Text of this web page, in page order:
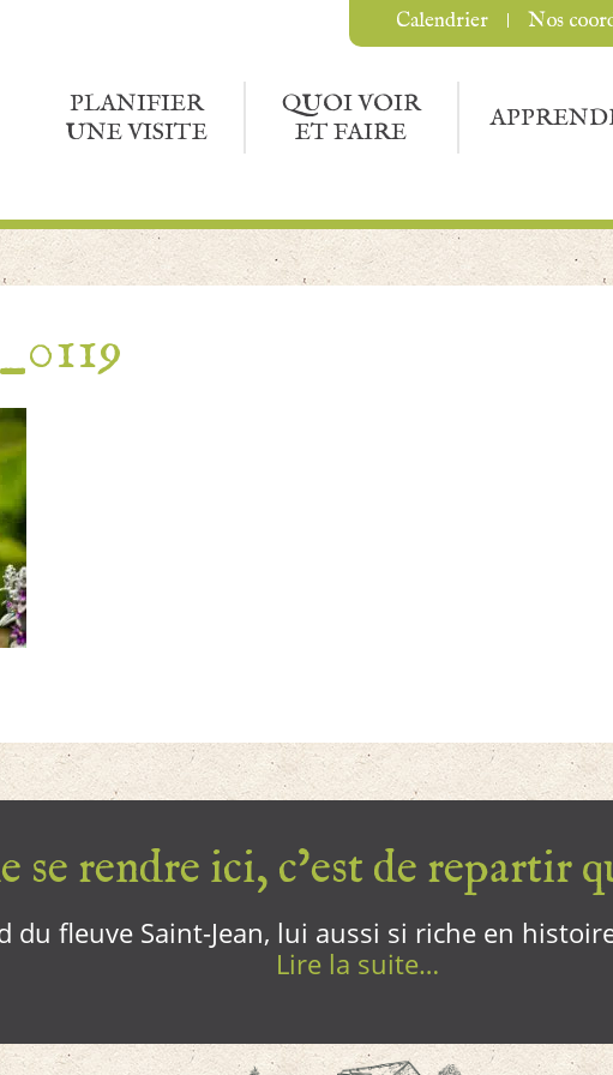
PLANIFIER
UNE VISITE
QUOI VOIR
ET FAIRE
Calendrier Nos
se rendre ici, c’est de repartir
du fleuve Saint-Jean, lui aussi si riche en
Lire la suite…